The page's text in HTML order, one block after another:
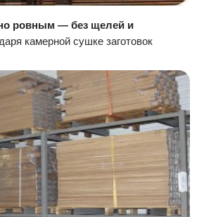
ровным — без щелей и
камерной сушке заготовок